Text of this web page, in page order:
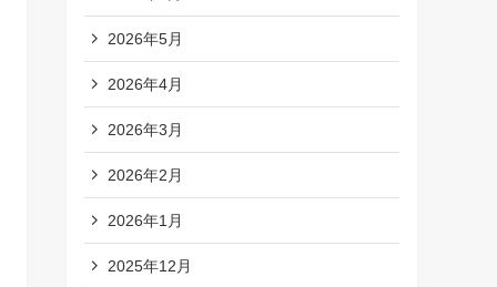
2026年5月
2026年4月
2026年3月
2026年2月
2026年1月
2025年12月